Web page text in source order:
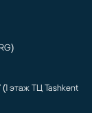
(1 этаж ТЦ Tashkent